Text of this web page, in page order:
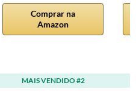
Comprar na
Amazon
MAIS VENDIDO #2